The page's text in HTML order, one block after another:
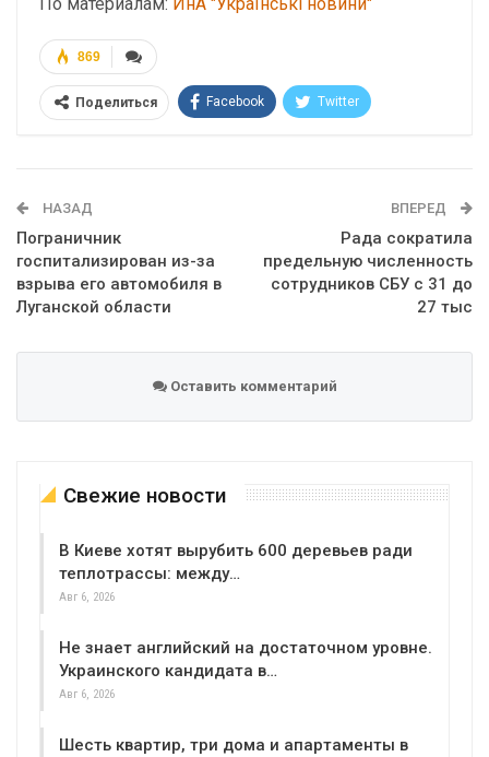
869
Поделиться Facebook Twitter
НАЗАД
Пограничник
госпитализирован из-за
взрыва его автомобиля в
Луганской области
ВПЕРЕД
Рада сократила
предельную численность
сотрудников СБУ с 31 до
27 тыс
Оставить комментарий
Свежие новости
В Киеве хотят вырубить 600 деревьев ради
теплотрассы: между…
Авг 6, 2026
Не знает английский на достаточном уровне.
Украинского кандидата в…
Авг 6, 2026
Шесть квартир, три дома и апартаменты в